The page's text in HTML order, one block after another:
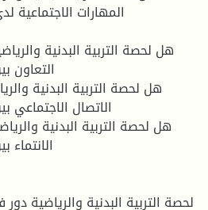
المهارات الاجتماعية
التعاون
الاتصال الاجتماعي
الانتماء
لحصة التربية البدنية والرياضية